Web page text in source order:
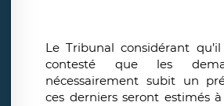
Le Tribunal considérant
contesté que les
nécessairement subit un
ces derniers seront estimés